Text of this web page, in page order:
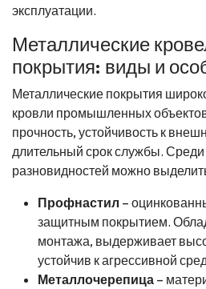
эксплуатации.
Металлические
покрытия: виды и
Металлические покрытия
кровли промышленных
прочность, устойчивость к
длительный срок службы.
разновидностей можно
Профнастил –
защитным покрытием.
монтажа, выдерживает
устойчив к агрессивной
Металлочерепица –